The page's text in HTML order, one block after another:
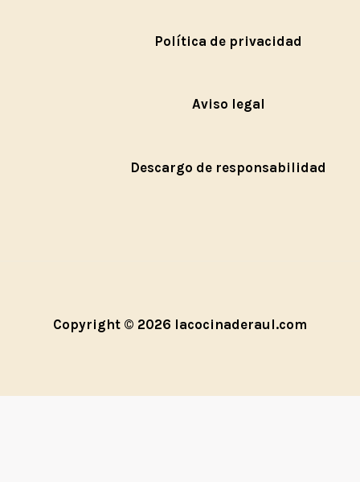
Política de privacidad
Aviso legal
Descargo de responsabilidad
Copyright © 2026 lacocinaderaul.com